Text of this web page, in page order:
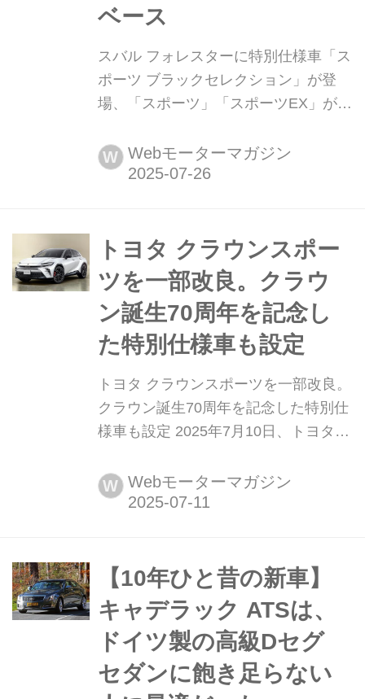
ベース
スバル フォレスターに特別仕様車「ス
ポーツ ブラックセレクション」が登
場、「スポーツ」「スポーツEX」がベ
て好評のスバル「フォレスター」に、
特別仕様車「スポーツ ブラックセレク
スターの初めての特別仕様車の登場に
注目が集まっている。
W Webモーターマガジン
トヨタ クラウンスポー
ツを一部改良。クラウ
ン誕生70周年を記念し
た特別仕様車も設定
トヨタ クラウンスポーツを一部改良。
クラウン誕生70周年を記念した特別仕
様車も設定 2025年7月10日、トヨタは
もに「スポーツ(SPORT)G」グレード
を追加。同時に、クラウン誕生70周年
W Webモーターマガジン
【10年ひと昔の新車】
キャデラック ATSは、
ドイツ製の高級Dセグ
セダンに飽き足らない